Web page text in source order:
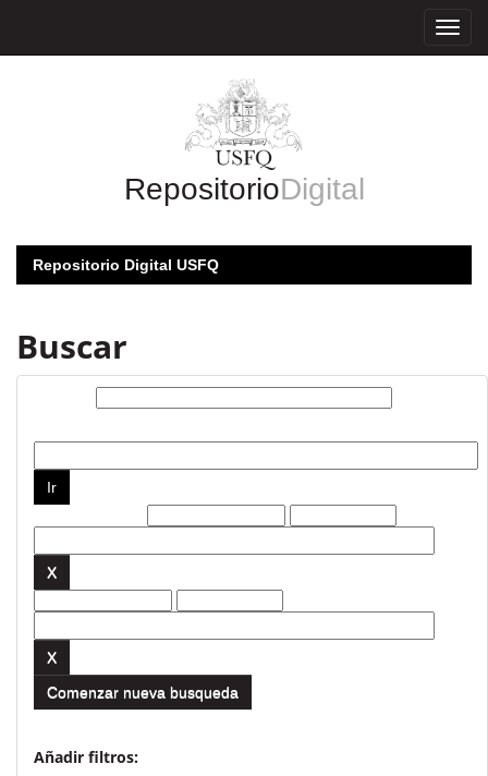
RepositorioDigital
Repositorio Digital USFQ
Buscar
Comenzar nueva busqueda
Añadir filtros: